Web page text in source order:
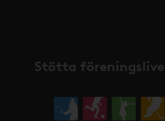
Stötta